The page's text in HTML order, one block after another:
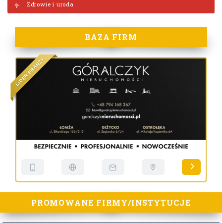
Zdrowie i uroda
BAZA FIRM
LI
DER
BRANŻ
Y
PROMOWANE FIRMY/INSTYTUCJE